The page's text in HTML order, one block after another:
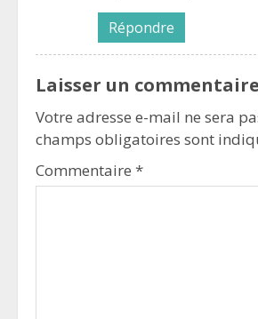
Répondre
Laisser un commentaire
Votre adresse e-mail ne sera
champs obligatoires sont
Commentaire *